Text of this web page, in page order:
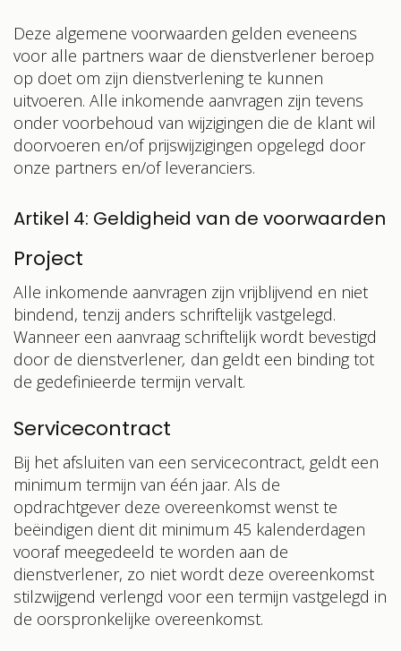
Deze algemene voorwaarden gelden eveneens
voor alle partners waar de dienstverlener beroep
op doet om zijn dienstverlening te kunnen
uitvoeren. Alle inkomende aanvragen zijn tevens
onder voorbehoud van wijzigingen die de klant wil
doorvoeren en/of prijswijzigingen opgelegd door
onze partners en/of leveranciers.
Artikel 4: Geldigheid van de voorwaarden
Project
Alle inkomende aanvragen zijn vrijblijvend en niet
bindend, tenzij anders schriftelijk vastgelegd.
Wanneer een aanvraag schriftelijk wordt bevestigd
door de dienstverlener, dan geldt een binding tot
de gedefinieerde termijn vervalt.
Servicecontract
Bij het afsluiten van een servicecontract, geldt een
minimum termijn van één jaar. Als de
opdrachtgever deze overeenkomst wenst te
beëindigen dient dit minimum 45 kalenderdagen
vooraf meegedeeld te worden aan de
dienstverlener, zo niet wordt deze overeenkomst
stilzwijgend verlengd voor een termijn vastgelegd in
de oorspronkelijke overeenkomst.